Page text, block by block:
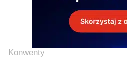
Konwenty